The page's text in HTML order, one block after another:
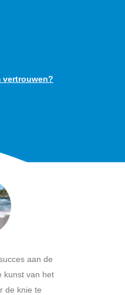
vertrouwen?
aan de
kunst van het
de knie te